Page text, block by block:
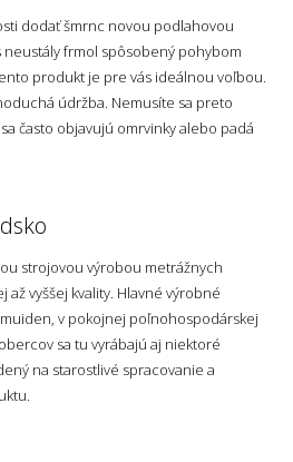
dodať šmrnc novou podlahovou
frmol spôsobený pohybom
produkt je pre vás ideálnou voľbou.
údržba. Nemusíte sa preto
často objavujú omrvinky alebo padá
strojovou výrobou metrážnych
vyššej kvality. Hlavné výrobné
v pokojnej poľnohospodárskej
sa tu vyrábajú aj niektoré
na starostlivé spracovanie a